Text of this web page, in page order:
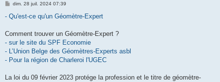
M
s
s
g
dim. 28 juil. 2024 07:39
- Qu'est-ce qu'un Géomètre-Expert
Comment trouver un Géomètre-Expert ?
- sur le site du SPF Economie
- L’Union Belge des Géomètres-Experts asbl
- Pour la région de Charleroi l'UGEC
La loi du 09 février 2023 protége la profession et le titre de géomètre-